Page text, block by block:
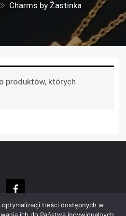
Charms by Żastinka
produktów, których
treści dostępnych w